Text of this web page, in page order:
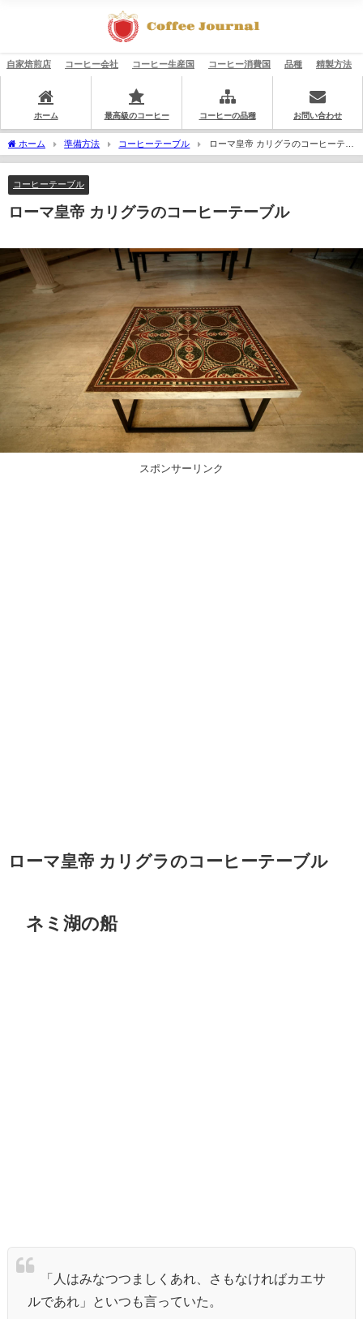
自家焙煎店 コーヒー会社 コーヒー生産国 コーヒー消費国 品種 精製方法
ホーム 最高級のコーヒー コーヒーの品種 お問い合わせ
ホーム 準備方法 コーヒーテーブル
ローマ皇帝 カリグラのコーヒーテー
ブル
コーヒーテーブル
ローマ皇帝 カリグラのコーヒーテーブル
スポンサーリンク
ローマ皇帝 カリグラのコーヒーテーブル
ネミ湖の船
「人はみなつつましくあれ、さもなければカエサ
ルであれ」といつも言っていた。